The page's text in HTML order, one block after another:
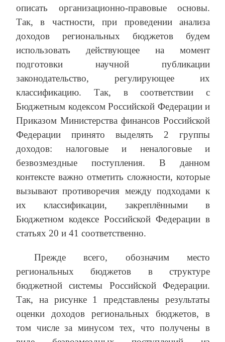
описать организационно-правовые основы.
Так, в частности, при проведении анализа
доходов региональных бюджетов будем
использовать действующее на момент
подготовки научной публикации
законодательство, регулирующее их
классификацию. Так, в соответствии с
Бюджетным кодексом Российской Федерации и
Приказом Министерства финансов Российской
Федерации принято выделять 2 группы
доходов: налоговые и неналоговые и
безвозмездные поступления. В данном
контексте важно отметить сложности, которые
вызывают противоречия между подходами к
их классификации, закреплёнными в
Бюджетном кодексе Российской Федерации в
статьях 20 и 41 соответственно.
Прежде всего, обозначим место
региональных бюджетов в структуре
бюджетной системы Российской Федерации.
Так, на рисунке 1 представлены результаты
оценки доходов региональных бюджетов, в
том числе за минусом тех, что получены в